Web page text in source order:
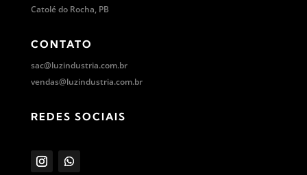
Catolé do Rocha, PB
CONTATO
sac@luzindustria.com.br
vendas@luzindustria.com.br
REDES SOCIAIS